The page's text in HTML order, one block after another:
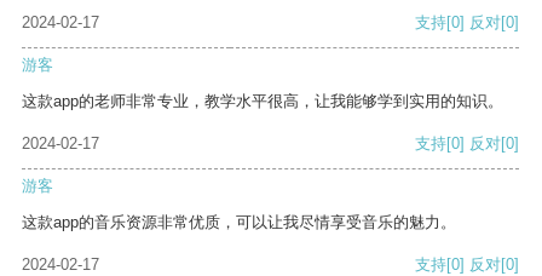
2024-02-17
支持[0] 反对[0]
游客
这款app的老师非常专业，教学水平很高，让我能够学到实用的知识。
2024-02-17 支持[0] 反对[0]
游客
这款app的音乐资源非常优质，可以让我尽情享受音乐的魅力。
2024-02-17 支持[0] 反对[0]